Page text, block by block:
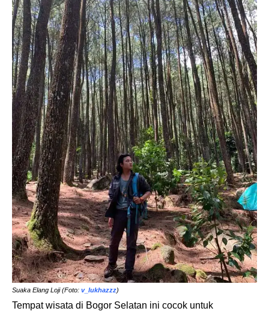
Suaka Elang Loji (Foto: v_lukhazzz)
Tempat wisata di Bogor Selatan ini cocok untuk